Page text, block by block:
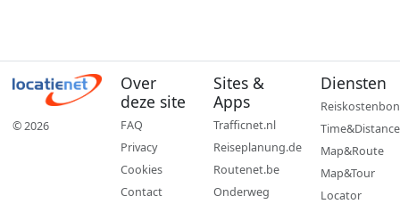
© 2026
Over
deze site
FAQ
Privacy
Cookies
Contact
Sites &
Apps
Trafficnet.nl
Reiseplanung.de
Routenet.be
Onderweg
Diensten
Reiskostenbon
Time&Distance
Map&Route
Map&Tour
Locator